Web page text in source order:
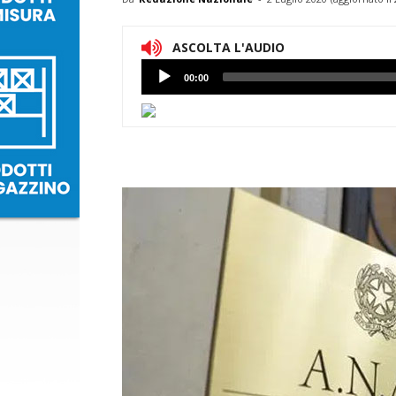
ASCOLTA L'AUDIO
Lettore
Audio
00:00